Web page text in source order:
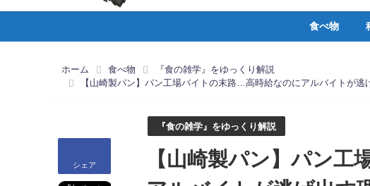
食べ物
ホーム 食べ物
『食の雑学』をゆっくり解説
【山崎製パン】パン工場バイトの末路…高時給なのにアルバイトが
シェア
『食の雑学』をゆっくり解説
【山崎製パン】パン